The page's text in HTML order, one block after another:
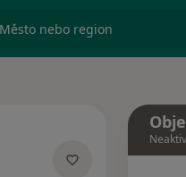
Město nebo region